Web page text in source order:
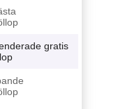
gratis